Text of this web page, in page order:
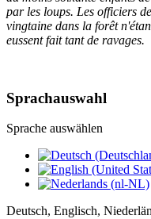
par les loups. Les officiers
vingtaine dans la forêt
eussent fait tant de ravages.
Sprachauswahl
Sprache auswählen
Deutsch, Englisch,